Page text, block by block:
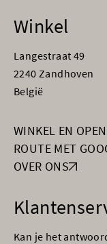
Winkel
Langestraat 49
2240 Zandhoven
België
WINKEL EN
ROUTE MET
OVER ONS
Kan je het